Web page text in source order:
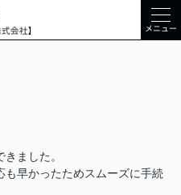
メニュー
ました。
早かったためスムーズに手続